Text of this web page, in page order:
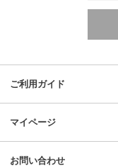
ご利用ガイド
マイページ
お問い合わせ